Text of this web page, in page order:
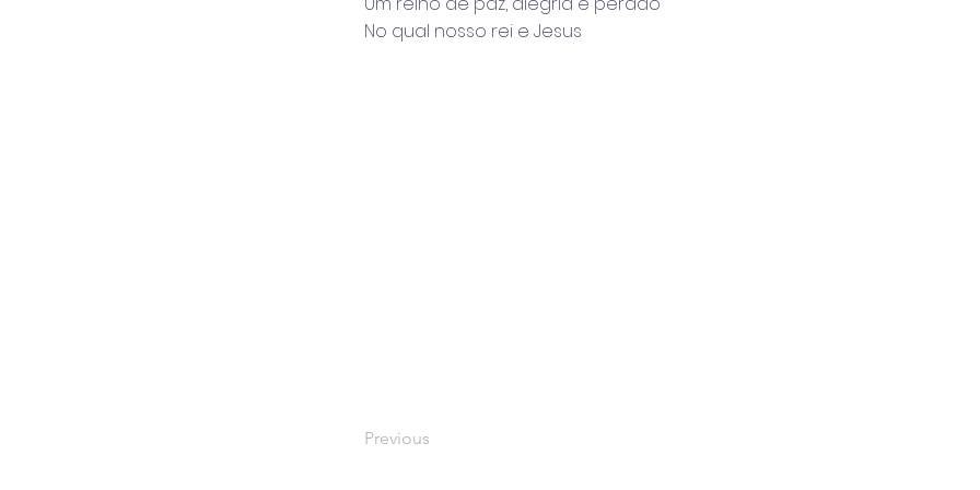
No qual nosso rei e Jesus
Previous